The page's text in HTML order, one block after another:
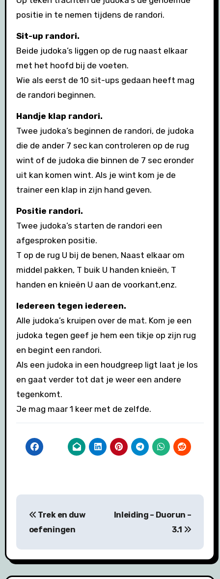
positie in te nemen tijdens de randori.
Sit-up randori.
Beide judoka’s liggen op de rug naast elkaar
met het hoofd bij de voeten.
Wie als eerst de 10 sit-ups gedaan heeft mag
de randori beginnen.
Handje klap randori.
Twee judoka’s beginnen de randori, de judoka
die de ander 7 sec kan controleren op de rug
wint of de judoka die binnen de 7 sec eronder
uit kan komen wint. Als je wint kom je de
trainer een klap in zijn hand geven.
Positie randori.
Twee judoka’s starten de randori een
afgesproken positie.
T op de rug U bij de benen, Naast elkaar om
middel pakken, T buik U handen knieën, T
handen en knieën U aan de voorkant,enz.
Iedereen tegen iedereen.
Alle judoka’s kruipen over de mat. Kom je een
judoka tegen geef je hem een tikje op zijn rug
en begint een randori.
Als een judoka in een houdgreep ligt laat je los
en gaat verder tot dat je weer een andere
tegenkomt.
Je mag maar 1 keer met de zelfde.
navigatie
Trek en duw
oefeningen
Inleiding – Duorun –
3.1